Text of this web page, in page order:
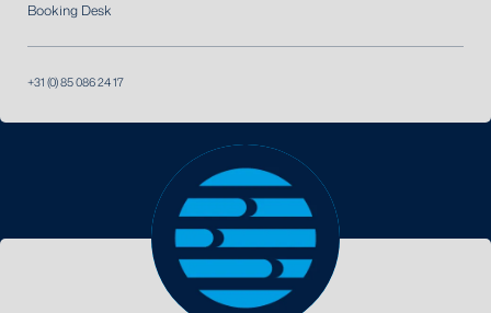
Booking Desk
+31 (0) 85 086 24 17